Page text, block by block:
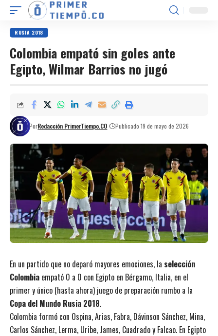
RUSIA 2018
Colombia empató sin goles ante
Egipto, Wilmar Barrios no jugó
PorRedacción PrimerTiempo.CO Publicado 19 de mayo de 2026
En un partido que no deparó mayores emociones, la selección
Colombia empató 0 a 0 con Egipto en Bérgamo, Italia, en el
primer y único (hasta ahora) juego de preparación rumbo a la
Copa del Mundo Rusia 2018.
Colombia formó con Ospina, Arias, Fabra, Dávinson Sánchez, Mina,
Carlos Sánchez, Lerma, Uribe, James, Cuadrado y Falcao. En Egipto